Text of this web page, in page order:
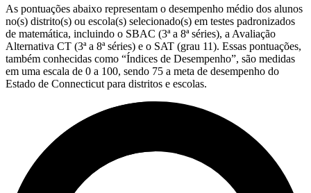
As pontuações abaixo representam o desempenho médio dos alunos
no(s) distrito(s) ou escola(s) selecionado(s) em testes padronizados
de matemática, incluindo o SBAC (3ª a 8ª séries), a Avaliação
Alternativa CT (3ª a 8ª séries) e o SAT (grau 11). Essas pontuações,
também conhecidas como “Índices de Desempenho”, são medidas
em uma escala de 0 a 100, sendo 75 a meta de desempenho do
Estado de Connecticut para distritos e escolas.